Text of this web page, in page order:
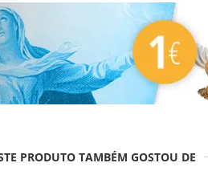
PRODUTO TAMBÉM GOSTOU DE